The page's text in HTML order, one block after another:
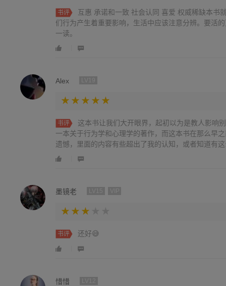
书评
互惠 承诺和一致 社会认同 喜爱 权威稀缺本书就这六大影响力因素实例认证对我
们行为产生着重要影响，生活中应该注意分辨。要活
一读。
Alex
书评
这本书让我们大开眼界，起初以为是教人影响
一本关于行为学和心理学的著作，而这本书在那么早
遗憾，里面的内容有些超出了我的认知，或者知道有
想法。总体很棒，值得二刷再读。
墨镜老
书评 还好😅
惜惜